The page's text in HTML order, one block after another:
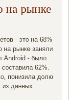
на рынке
- это на 68%
на рынке заняли
Android - было
62%.
понизила долю
из данных